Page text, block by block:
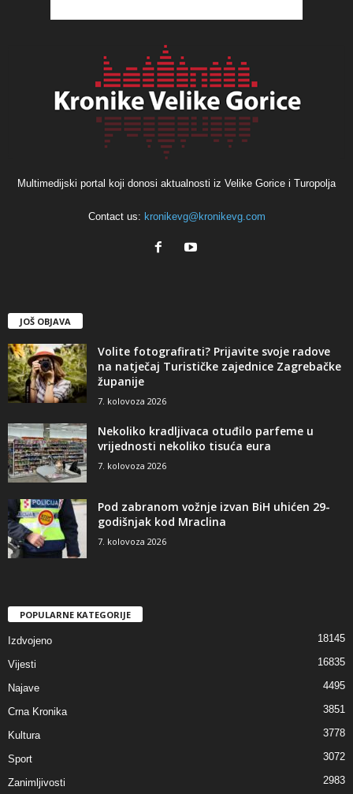
Multimedijski portal koji donosi aktualnosti iz Velike Gorice i Turopolja
Contact us: kronikevg@kronikevg.com
JOŠ OBJAVA
Volite fotografirati? Prijavite svoje radove
na natječaj Turističke zajednice Zagrebačke
županije
7. kolovoza 2026
Nekoliko kradljivaca otuđilo parfeme u
vrijednosti nekoliko tisuća eura
7. kolovoza 2026
Pod zabranom vožnje izvan BiH uhićen 29-
godišnjak kod Mraclina
7. kolovoza 2026
POPULARNE KATEGORIJE
Izdvojeno 18145
Vijesti 16835
Najave 4495
Crna Kronika 3851
Kultura 3778
Sport 3072
Zanimljivosti 2983